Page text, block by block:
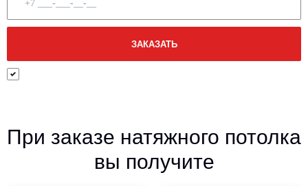
При заказе натяжного потолка
вы получите